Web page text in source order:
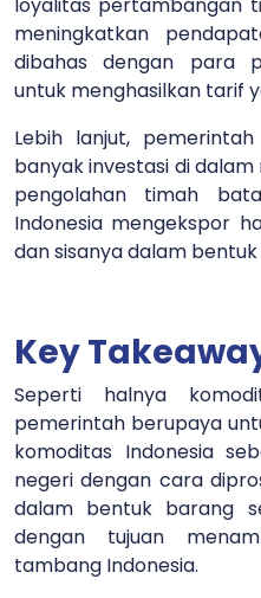
loyalitas pertambangan
meningkatkan
dibahas dengan para
untuk menghasilkan tarif
Lebih lanjut,
banyak investasi di
pengolahan timah
Indonesia mengekspor
dan sisanya dalam
Key
Seperti halnya
pemerintah berupaya
komoditas Indonesia
negeri dengan cara
dalam bentuk barang
dengan tujuan
tambang Indonesia.